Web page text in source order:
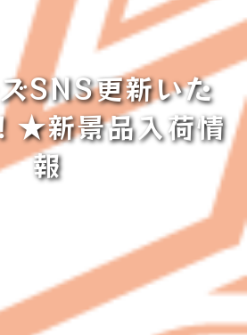
SNS更新いた
★新景品入荷情
報